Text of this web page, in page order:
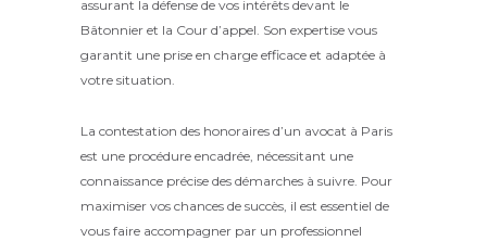
assurant la défense de vos intérêts devant le
Bâtonnier et la Cour d’appel. Son expertise vous
garantit une prise en charge efficace et adaptée à
votre situation.
La contestation des honoraires d’un avocat à Paris
est une procédure encadrée, nécessitant une
connaissance précise des démarches à suivre. Pour
maximiser vos chances de succès, il est essentiel de
vous faire accompagner par un professionnel